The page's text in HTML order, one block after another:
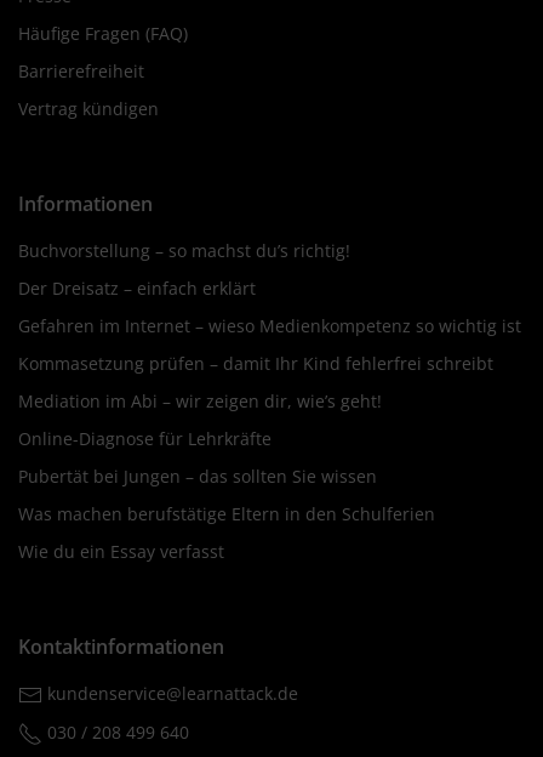
Häufige Fragen (FAQ)
Barrierefreiheit
Vertrag kündigen
Informationen
Buchvorstellung – so machst du’s richtig!
Der Dreisatz – einfach erklärt
Gefahren im Internet – wieso Medienkompetenz so wichtig ist
Kommasetzung prüfen – damit Ihr Kind fehlerfrei schreibt
Mediation im Abi – wir zeigen dir, wie’s geht!
Online-Diagnose für Lehrkräfte
Pubertät bei Jungen – das sollten Sie wissen
Was machen berufstätige Eltern in den Schulferien
Wie du ein Essay verfasst
Kontaktinformationen
kundenservice@learnattack.de
030 / 208 499 640